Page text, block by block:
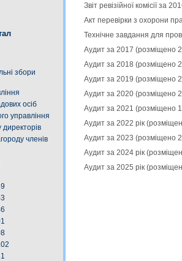
збори
осіб
управління
членів
Звіт ревізійної комісії за
Акт перевірки з охорони
Технічне завдання для
Аудит за 2017 (розміщено
Аудит за 2018 (розміщено
Аудит за 2019 (розміщено
Аудит за 2020 (розміщено
Аудит за 2021 (розміщено
Аудит за 2022 рік
Аудит за 2023 (розміщено
Аудит за 2024 рік
Аудит за 2025 рік